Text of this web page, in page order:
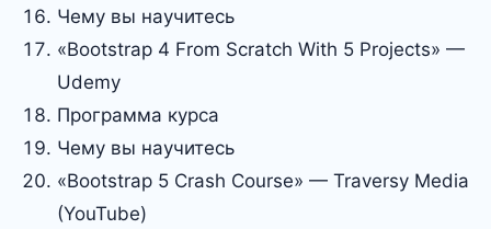
Чему вы научитесь
«Bootstrap 4 From Scratch With 5 Projects» —
Udemy
Программа курса
Чему вы научитесь
«Bootstrap 5 Crash Course» — Traversy Media
(YouTube)